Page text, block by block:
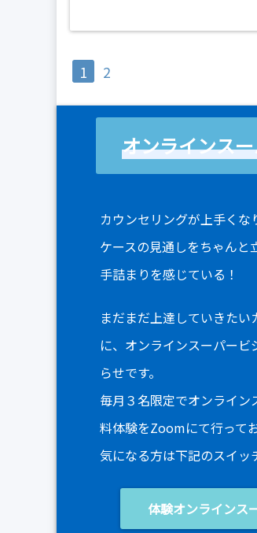
1 2
オンラインス
カウンセリングが上手くな
ケースの見通しをちゃんと
手詰まりを感じている！
まだまだ上達していきた
に、オンラインスーパー
らせです。
毎月３名限定でオンライ
料体験をZoomにて行ってお
気になる方は下記のスイッ
体験オンラインス